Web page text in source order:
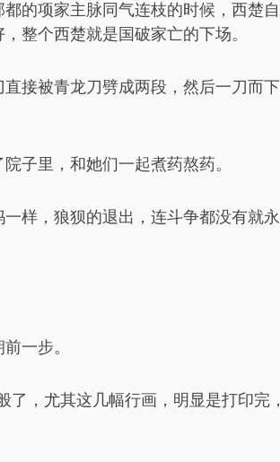
的项家主脉同气连枝的时候，西楚
整个西楚就是国破家亡的下场。
接被青龙刀劈成两段，然后一刀而
子里，和她们一起煮药熬药。
样，狼狈的退出，连斗争都没有就
一步。
了，尤其这几幅行画，明显是打印